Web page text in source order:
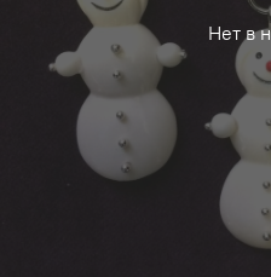
Нет в